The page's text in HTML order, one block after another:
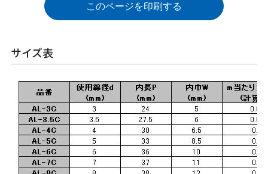
このページを印刷する
サイズ表